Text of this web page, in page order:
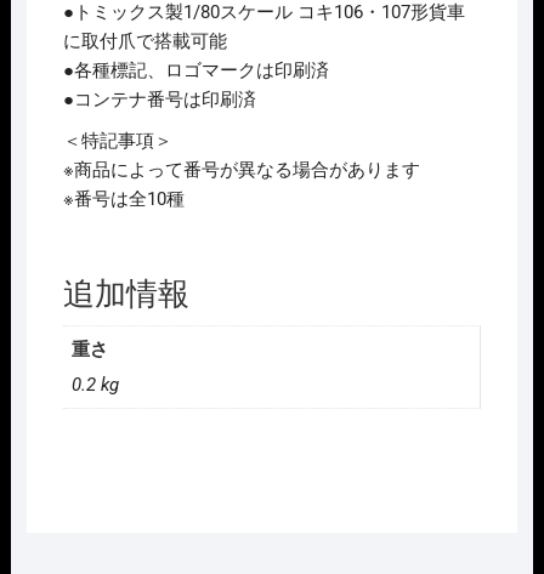
ﾅ
(北
海
道
西
濃
運
個
入)
NEW
●トミックス製1/80スケール コキ106・107形貨車
に取付爪で搭載可能
●各種標記、ロゴマークは印刷済
●コンテナ番号は印刷済
＜特記事項＞
※商品によって番号が異なる場合があります
※番号は全10種
追加情報
重さ
0.2 kg